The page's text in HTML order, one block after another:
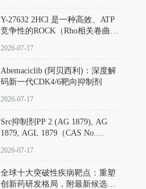
向KRAS/NRAS/HRAS的广谱RAS
Y-27632 2HCl 是一种高效、ATP
竞争性的ROCK（Rho相关卷曲螺
同等抑制ROCK1与ROCK2；其通
过精准嵌入激酶的ATP结合位点
发挥抑制作用，对ROCK1和
ROCK2的解离常数（Ki）分别为
140 nM和300 nM；在众多丝氨酸/
中，其靶向ROCK的选择性超过
200倍，凸显出优异的分子特异
2026-07-17
Abemaciclib (阿贝西利)：深度解
码新一代CDK4/6靶向抑制剂
2026-07-17
Src抑制剂PP 2 (AG 1879), AG
1879, AGL 1879（CAS No.
应用指南
2026-07-17
全球十大突破性疾病靶点：重塑
创新药研发格局，附最新候选分